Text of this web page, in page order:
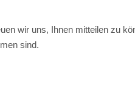
wir uns, Ihnen mitteilen zu
sind.